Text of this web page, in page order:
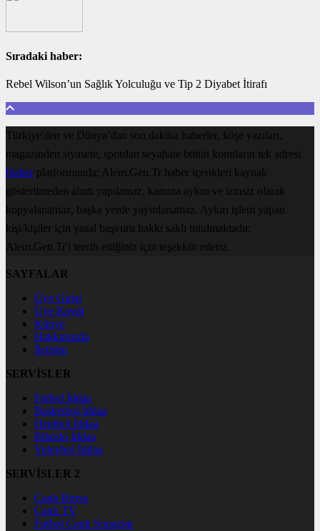
Sıradaki haber:
Rebel Wilson’un Sağlık Yolculuğu ve Tip 2 Diyabet İtirafı
Türkiye'den ve Dünya’dan son dakika haberler, köşe yazıları,
magazinden siyasete, spordan seyahate bütün konuların tek adresi
Haberplatformunda; Alem.Gen.Tr haber içerikleri kaynak
gösterilmeden alıntı yapılamaz, kanuna aykırı ve izinsiz olarak
kopyalanamaz, başka yerde yayınlanamaz. Aykırı işlem yapan
kişi/kişiler için yasal başvuru hakkı saklı tutulmaktadır.
Alem.Gen.Tr'i tercih ettiğiniz için teşekkür ederiz.
SAYFALAR
Üye Girişi
Üye Kaydı
Künye
Hakkımızda
İletişim
SERVİSLER
Futbol İddaa
Basketbol İddaa
Hentbol İddaa
Bilardo İddaa
Voleybol İddaa
SERVİSLER 2
Canlı Borsa
Canlı TV
Futbol Canlı Sonuçlar